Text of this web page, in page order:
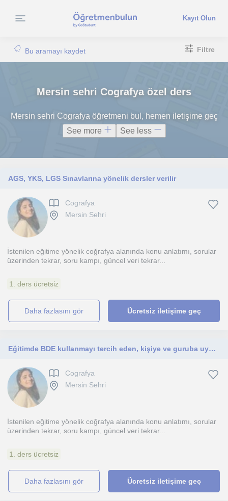
Kayıt Olun
Bu aramayı kaydet Filtre
Mersin sehri Cografya özel ders
Mersin sehri Cografya öğretmeni bul, hemen iletişime geç
See more
See less
AGS, YKS, LGS Sınavlarına yönelik dersler verilir
Cografya
Mersin Sehri
İstenilen eğitime yönelik coğrafya alanında konu anlatımı, sorular
üzerinden tekrar, soru kampı, güncel veri tekrar...
1. ders ücretsiz
daha fazlasını gör Ücretsiz iletişime geç
Eğitimde BDE kullanmayı tercih eden, kişiye ve guruba uygun öğrenme teknikleri ile MEB sınavlarına hazırlık dersleri veriyorum
Cografya
Mersin Sehri
İstenilen eğitime yönelik coğrafya alanında konu anlatımı, sorular
üzerinden tekrar, soru kampı, güncel veri tekrar...
1. ders ücretsiz
daha fazlasını gör Ücretsiz iletişime geç